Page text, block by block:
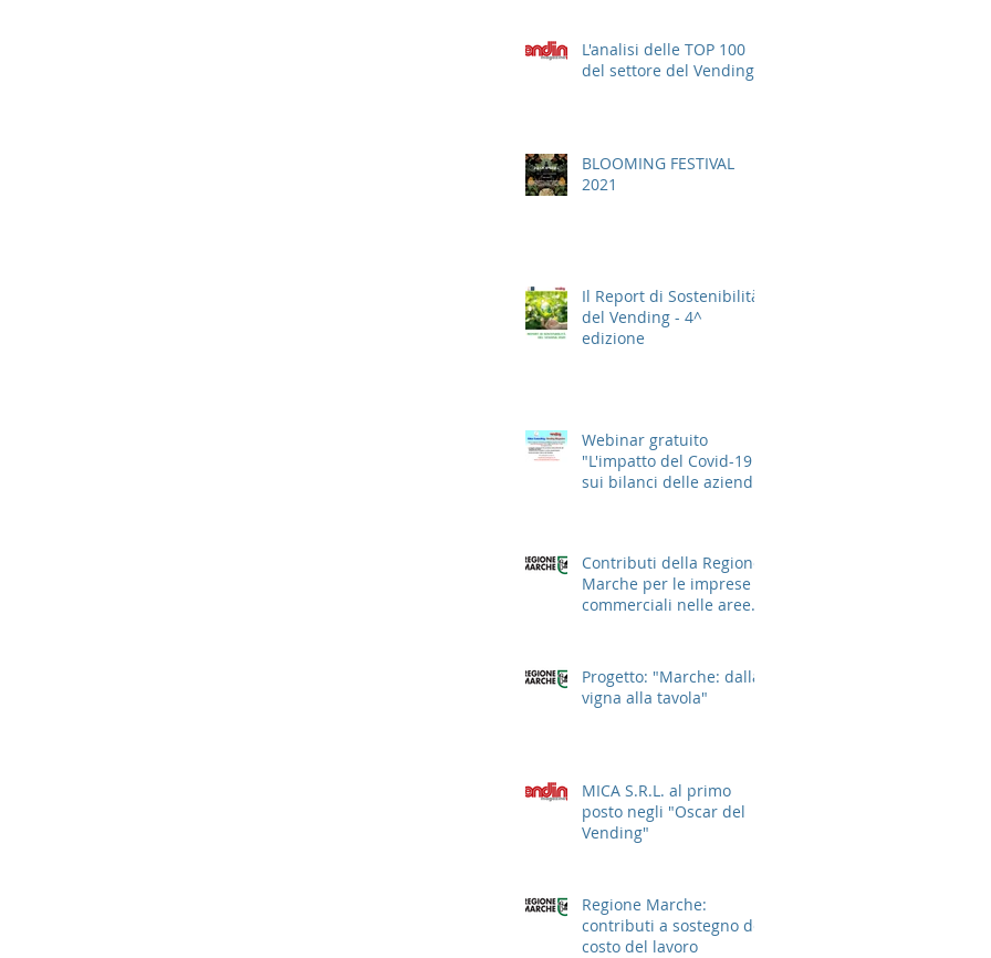
ITALIANO
L'analisi delle TOP 100
del settore del Vending
BLOOMING FESTIVAL
2021
Il Report di Sostenibilità
del Vending - 4^
edizione
Webinar gratuito
"L'impatto del Covid-19
sui bilanci delle aziende
Contributi della Regione
Marche per le imprese
commerciali nelle aree
Progetto: "Marche: dalla
vigna alla tavola"
MICA S.R.L. al primo
posto negli "Oscar del
Vending"
Regione Marche:
contributi a sostegno del
costo del lavoro